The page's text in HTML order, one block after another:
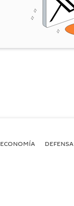
ECONOMÍA DEFENSA